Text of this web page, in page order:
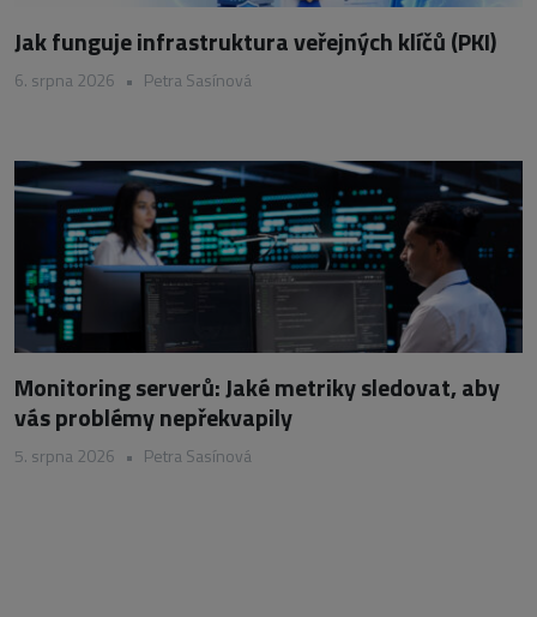
Jak funguje infrastruktura veřejných klíčů (PKI)
6. srpna 2026 • Petra Sasínová
Monitoring serverů: Jaké metriky sledovat, aby
vás problémy nepřekvapily
5. srpna 2026 • Petra Sasínová